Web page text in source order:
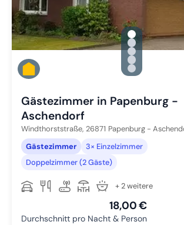
Zu Slide 1
Zu Slide 2
Zu Slide 3
Zu Slide 4
Zu Slide 5
Gästezimmer in Papenburg -
Aschendorf
Windthorststraße, 26871 Papenburg -
Gästezimmer
3× Einzelzimmer
Doppelzimmer (2 Gäste)
+ 2 weitere
18,00 €
Durchschnitt pro Nacht & Person